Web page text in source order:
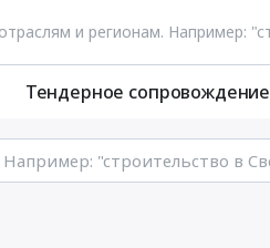
Тендерное сопровождение